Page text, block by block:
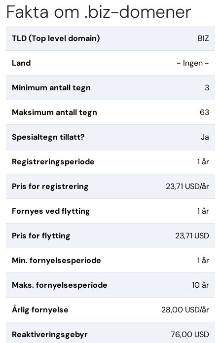
Fakta om .biz-domener
TLD (Top level domain) BIZ
Land - Ingen -
Minimum antall tegn 3
Maksimum antall tegn 63
Spesialtegn tillatt? Ja
Registreringsperiode 1 år
Pris for registrering 23,71 USD/år
Fornyes ved flytting 1 år
Pris for flytting 23,71 USD
Min. fornyelsesperiode 1 år
Maks. fornyelsesperiode 10 år
Årlig fornyelse 28,00 USD/år
Reaktiveringsgebyr 76,00 USD